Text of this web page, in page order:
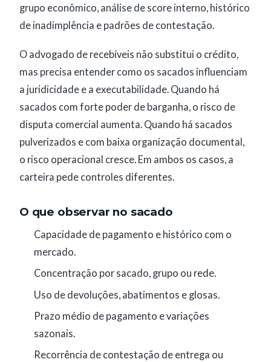
grupo econômico, análise de score interno, histórico
de inadimplência e padrões de contestação.
O advogado de recebíveis não substitui o crédito,
mas precisa entender como os sacados influenciam
a juridicidade e a executabilidade. Quando há
sacados com forte poder de barganha, o risco de
disputa comercial aumenta. Quando há sacados
pulverizados e com baixa organização documental,
o risco operacional cresce. Em ambos os casos, a
carteira pede controles diferentes.
O que observar no sacado
Capacidade de pagamento e histórico com o
mercado.
Concentração por sacado, grupo ou rede.
Uso de devoluções, abatimentos e glosas.
Prazo médio de pagamento e variações
sazonais.
Recorrência de contestação de entrega ou